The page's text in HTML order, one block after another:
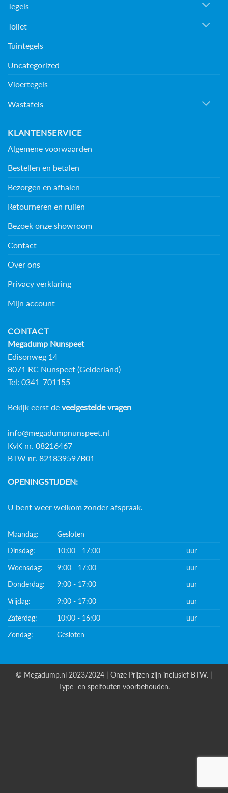
Tegels
Toilet
Tuintegels
Uncategorized
Vloertegels
Wastafels
KLANTENSERVICE
Algemene voorwaarden
Bestellen en betalen
Bezorgen en afhalen
Retourneren en ruilen
Bezoek onze showroom
Contact
Over ons
Privacy verklaring
Mijn account
CONTACT
Megadump Nunspeet
Edisonweg 14
8071 RC Nunspeet (Gelderland)
Tel: 0341-701155
Bekijk eerst de veelgestelde vragen
info@megadumpnunspeet.nl
KvK nr. 08216467
BTW nr. 821839597B01
OPENINGSTIJDEN:
U bent weer welkom zonder afspraak.
Maandag:
Gesloten
Dinsdag:
10:00 - 17:00
uur
Woensdag:
9:00 - 17:00
uur
Donderdag:
9:00 - 17:00
uur
Vrijdag:
9:00 - 17:00
uur
Zaterdag:
10:00 - 16:00
uur
Zondag:
Gesloten
© Megadump.nl 2023/2024 | Onze Prijzen zijn inclusief BTW. |
Type- en spelfouten voorbehouden.